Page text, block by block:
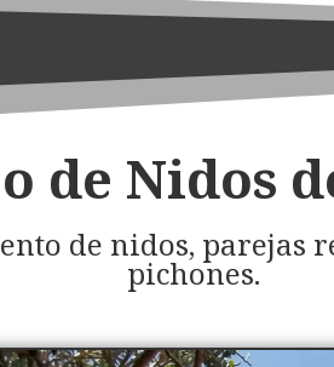
de Nidos
de nidos, parejas
pichones.